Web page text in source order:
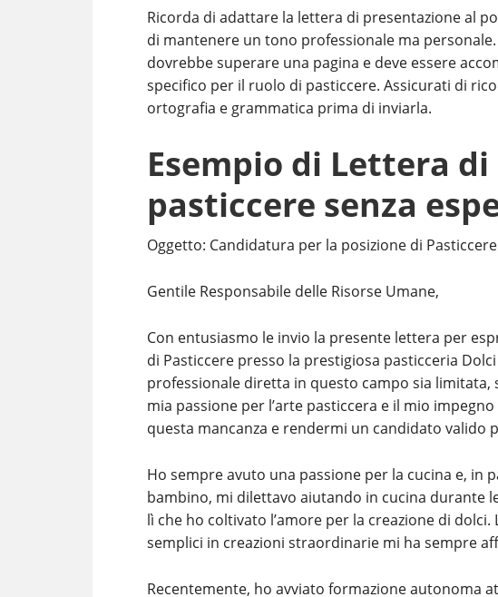
Ricorda di adattare la lettera di presentazione al
di mantenere un tono professionale ma
dovrebbe superare una pagina e deve essere
specifico per il ruolo di pasticcere. Assicurati di
ortografia e grammatica prima di inviarla.
Esempio di Lettera
pasticcere senza
Oggetto: Candidatura per la posizione di
Gentile Responsabile delle Risorse Umane,
Con entusiasmo le invio la presente lettera per
di Pasticcere presso la prestigiosa pasticceria
professionale diretta in questo campo sia
mia passione per l’arte pasticcera e il mio
questa mancanza e rendermi un candidato valido
Ho sempre avuto una passione per la cucina e, in
bambino, mi dilettavo aiutando in cucina durante
lì che ho coltivato l’amore per la creazione di
semplici in creazioni straordinarie mi ha sempre
Recentemente, ho avviato formazione autonoma